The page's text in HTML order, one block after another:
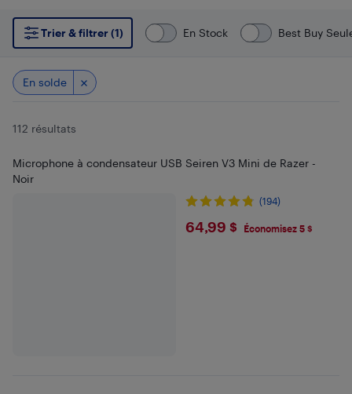
Trier & filtrer (1) En Stock Best Buy
En solde
112 résultats
Microphone à condensateur USB Seiren V3 Mini de Razer -
Noir
(194)
$64.99
64,99 $ Économisez 5 $